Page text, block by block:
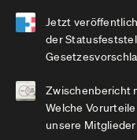
Jetzt
der
Zwischenbericht
Welche
unsere